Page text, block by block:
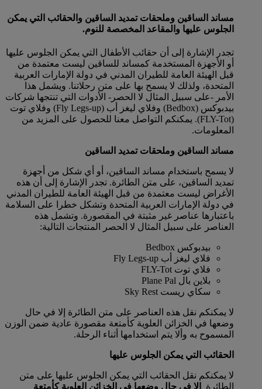
مساند الساقين وملحقات تمديد الساقين والحقائب التي يمكن
الجلوس عليها والمقاعد المخصصة للنوم.
تجدر الإشارة إلى أن حقائب الأطفال التي يمكن الجلوس عليها
أو الأجهزة المستخدمة كمساند للساقين ليست معتمدة من
قبل الهيئة العامة للطيران المدني في دولة الإمارات العربية
المتحدة، ولذلك لا يسمح بها على متن رحلاتنا. ويشمل هذا
الأمر -على سبيل المثال لا الحصر- الأدوات التي تنتجها شركات
بيدبوكس (Bedbox) وفلاي ليغز أب (Fly Legs-up) وفلاي توت
(FLY-Tot). يمكنكم التواصل معنا للحصول على المزيد من
المعلومات.
مساند الساقين وملحقات تمديد الساقين
لا يسمح باستخدام مساند الساقين، أو أي شكل من أجهزة
تمديد الساقين، على متن الطائرة. تجدر الإشارة إلى أن هذه
الأغراض ليست معتمدة من قبل الهيئة العامة للطيران المدني
في دولة الإمارات العربية المتحدة وتشكل خطرا على السلامة
باعتبارها عناصر غير مثبتة في المقصورة. وتشمل هذه
العناصر على سبيل المثال لا الحصر المنتجات التالية:
بيدبوكس Bedbox
فلاي ليغز أب Fly Legs-up
فلاي توت FLY-Tot
بلاين بال Plane Pal
سكاي ريست Sky Rest
لا يمكنكم نقل هذه العناصر على متن الطائرة إلا في حال
وضعها في الخزائن العلوية كأمتعة مقصورة عادية ضمن الوزن
المسموح به وألا يتم استخدامها أثناء الرحلة.
الحقائب التي يمكن الجلوس عليها
لا يمكنكم نقل الحقائب التي يمكن الجلوس عليها على متن
الطائرة
إلا في حال وضعها في الخزائن العلوية كأمتعة